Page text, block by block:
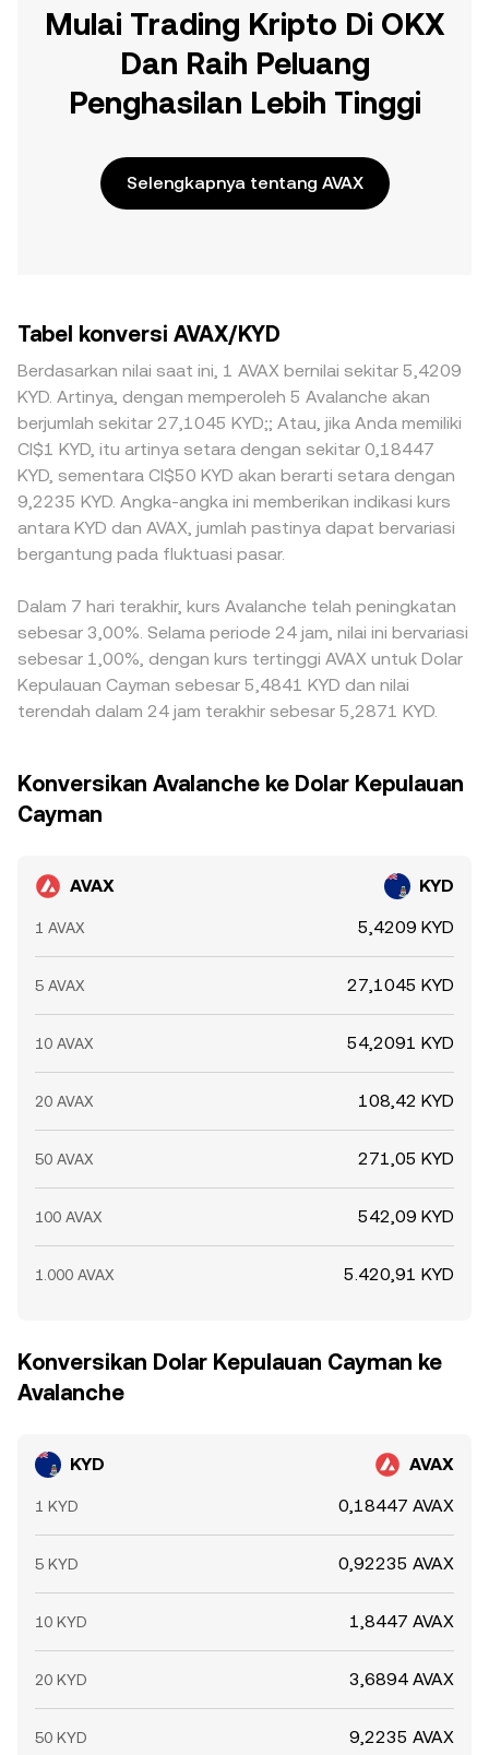
Mulai Trading Kripto Di OKX
Dan Raih Peluang
Penghasilan Lebih Tinggi
Selengkapnya tentang AVAX
Tabel konversi AVAX/KYD
Berdasarkan nilai saat ini, 1 AVAX bernilai sekitar 5,4209
KYD. Artinya, dengan memperoleh 5 Avalanche akan
berjumlah sekitar 27,1045 KYD;; Atau, jika Anda memiliki
CI$1 KYD, itu artinya setara dengan sekitar 0,18447
KYD, sementara CI$50 KYD akan berarti setara dengan
9,2235 KYD. Angka-angka ini memberikan indikasi kurs
antara KYD dan AVAX, jumlah pastinya dapat bervariasi
bergantung pada fluktuasi pasar.
Dalam 7 hari terakhir, kurs Avalanche telah peningkatan
sebesar 3,00%. Selama periode 24 jam, nilai ini bervariasi
sebesar 1,00%, dengan kurs tertinggi AVAX untuk Dolar
Kepulauan Cayman sebesar 5,4841 KYD dan nilai
terendah dalam 24 jam terakhir sebesar 5,2871 KYD.
Konversikan Avalanche ke Dolar Kepulauan
Cayman
AVAX KYD
1 AVAX 5,4209 KYD
5 AVAX 27,1045 KYD
10 AVAX 54,2091 KYD
20 AVAX 108,42 KYD
50 AVAX 271,05 KYD
100 AVAX 542,09 KYD
1.000 AVAX 5.420,91 KYD
Konversikan Dolar Kepulauan Cayman ke
Avalanche
KYD AVAX
1 KYD 0,18447 AVAX
5 KYD 0,92235 AVAX
10 KYD 1,8447 AVAX
20 KYD 3,6894 AVAX
50 KYD 9,2235 AVAX